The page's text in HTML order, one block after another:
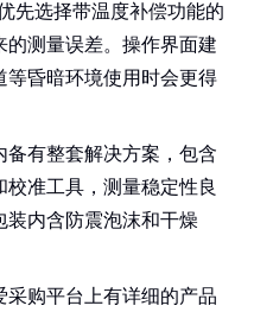
先选择带温度补偿功能的
的测量误差。操作界面建
等昏暗环境使用时会更得
备有整套解决方案，包含
准工具，测量稳定性良
装内含防震泡沫和干燥
购平台上有详细的产品